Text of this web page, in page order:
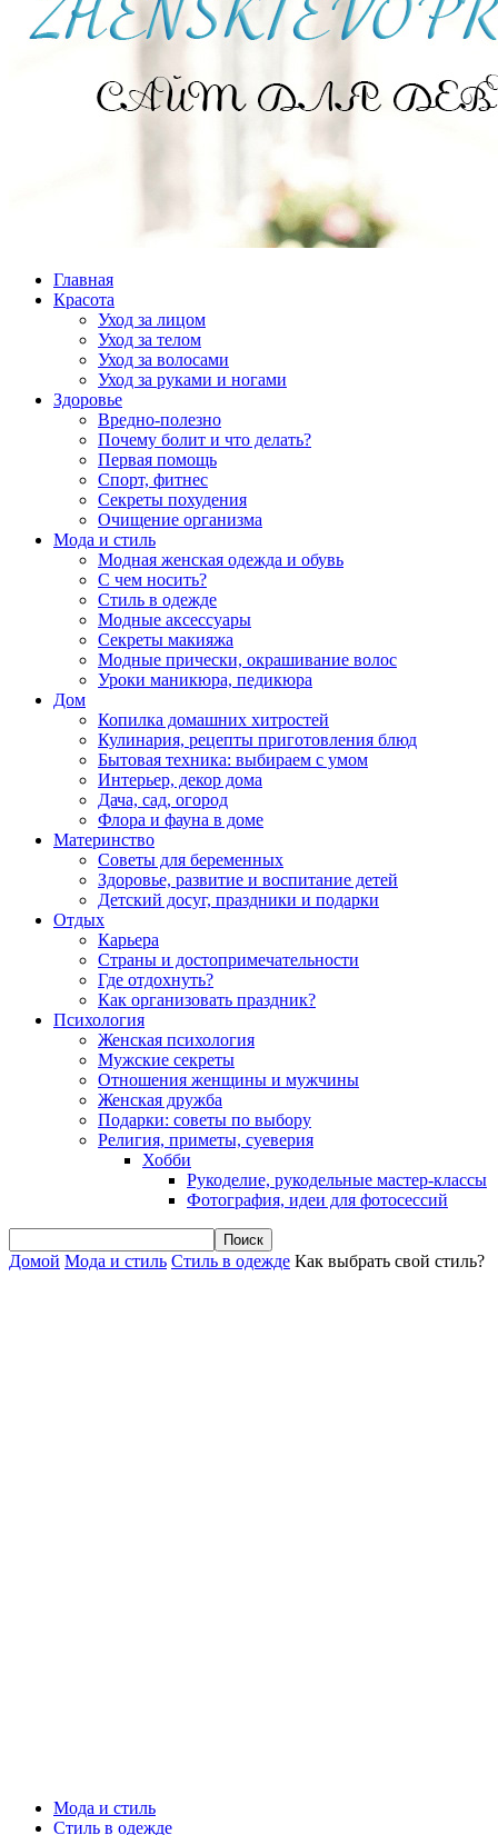
Главная
Красота
Уход за лицом
Уход за телом
Уход за волосами
Уход за руками и ногами
Здоровье
Вредно-полезно
Почему болит и что делать?
Первая помощь
Спорт, фитнес
Секреты похудения
Очищение организма
Мода и стиль
Модная женская одежда и обувь
С чем носить?
Стиль в одежде
Модные аксессуары
Секреты макияжа
Модные прически, окрашивание волос
Уроки маникюра, педикюра
Дом
Копилка домашних хитростей
Кулинария, рецепты приготовления блюд
Бытовая техника: выбираем с умом
Интерьер, декор дома
Дача, сад, огород
Флора и фауна в доме
Материнство
Советы для беременных
Здоровье, развитие и воспитание детей
Детский досуг, праздники и подарки
Отдых
Карьера
Страны и достопримечательности
Где отдохнуть?
Как организовать праздник?
Психология
Женская психология
Мужские секреты
Отношения женщины и мужчины
Женская дружба
Подарки: советы по выбору
Религия, приметы, суеверия
Хобби
Рукоделие, рукодельные мастер-классы
Фотография, идеи для фотосессий
Домой Мода и стиль Стиль в одежде Как выбрать свой стиль?
Мода и стиль
Стиль в одежде